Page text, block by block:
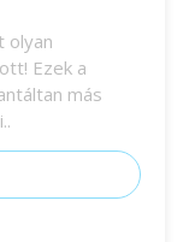
olyan
Ezek a
más